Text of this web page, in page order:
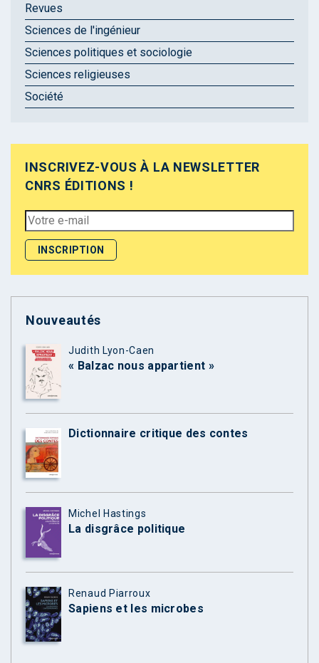
Revues
Sciences de l'ingénieur
Sciences politiques et sociologie
Sciences religieuses
Société
INSCRIVEZ-VOUS À LA NEWSLETTER
CNRS ÉDITIONS !
Nouveautés
Judith Lyon-Caen
« Balzac nous appartient »
Dictionnaire critique des contes
Michel Hastings
La disgrâce politique
Renaud Piarroux
Sapiens et les microbes